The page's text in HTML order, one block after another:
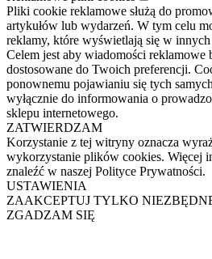
Pliki cookie reklamowe służą do
artykułów lub wydarzeń. W tym celu
reklamy, które wyświetlają się w
Celem jest aby wiadomości reklamowe
dostosowane do Twoich preferencji.
ponownemu pojawianiu się tych
wyłącznie do informowania o
sklepu internetowego.
ZATWIERDZAM
Korzystanie z tej witryny oznacza
wykorzystanie plików cookies. Więcej
znaleźć w naszej Polityce Prywatności.
USTAWIENIA
ZAAKCEPTUJ TYLKO
ZGADZAM SIĘ